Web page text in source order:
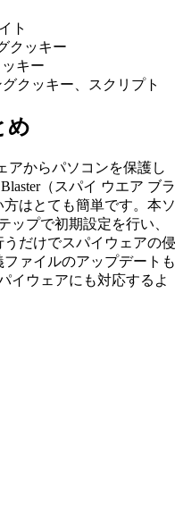
ト
クッキー
キー
クッキー、スクリプト
め
アからパソコンを保護し
（スパイ ウエア ブラ
はとても簡単です。本ソ
ップで初期設定を行い、
だけでスパイウェアの侵
ァイルのアップデートも
イウェアにも対応するよ